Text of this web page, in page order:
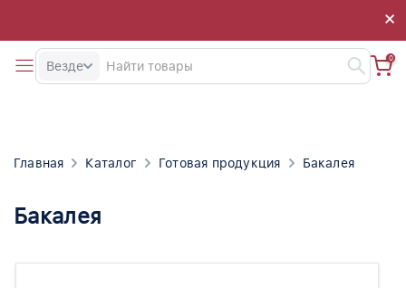
×
×
Везде
0
Главная Каталог Готовая продукция Бакалея
Бакалея